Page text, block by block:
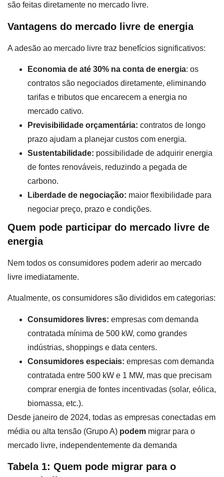
são feitas diretamente no mercado livre.
Vantagens do mercado livre de energia
A adesão ao mercado livre traz benefícios significativos:
Economia de até 30% na conta de energia: os
contratos são negociados diretamente, eliminando
tarifas e tributos que encarecem a energia no
mercado cativo.
Previsibilidade orçamentária: contratos de longo
prazo ajudam a planejar custos com energia.
Sustentabilidade: possibilidade de adquirir energia
de fontes renováveis, reduzindo a pegada de
carbono.
Liberdade de negociação: maior flexibilidade para
negociar preço, prazo e condições.
Quem pode participar do mercado livre de
energia
Nem todos os consumidores podem aderir ao mercado
livre imediatamente.
Atualmente, os consumidores são divididos em categorias:
Consumidores livres: empresas com demanda
contratada mínima de 500 kW, como grandes
indústrias, shoppings e data centers.
Consumidores especiais: empresas com demanda
contratada entre 500 kW e 1 MW, mas que precisam
comprar energia de fontes incentivadas (solar, eólica,
biomassa, etc.).
Desde janeiro de 2024, todas as empresas conectadas em
média ou alta tensão (Grupo A) podem migrar para o
mercado livre, independentemente da demanda
Tabela 1: Quem pode migrar para o